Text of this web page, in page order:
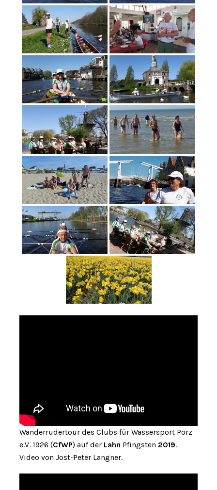
Wanderrudertour des Clubs für Wassersport Porz
e.V. 1926 (CfWP) auf der Lahn Pfingsten 2019.
Video von Jost-Peter Langner.